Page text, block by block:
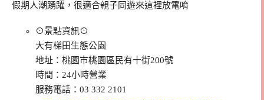
假期人潮踴躍，很適合親子同遊來這裡放電唷
⊙景點資訊⊙
大有梯田生態公園
地址：桃園市桃園區民有十街200號
時間：24小時營業
服務電話：03 332 2101